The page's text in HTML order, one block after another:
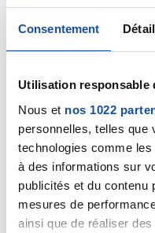
Consentement
Utilisation responsable
Nous et nos 1022
personnelles, telles que
technologies comme
à des informations sur
publicités et du contenu
mesures de
ainsi que de réaliser
Citer
20/04/